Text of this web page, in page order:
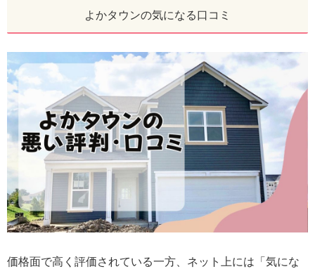
よかタウンの気になる口コミ
価格面で高く評価されている一方、ネット上には「気にな